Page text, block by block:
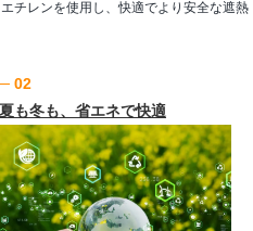
チレンを使用し、快適でより安全な遮熱
─ 02
夏も冬も、省エネで快適